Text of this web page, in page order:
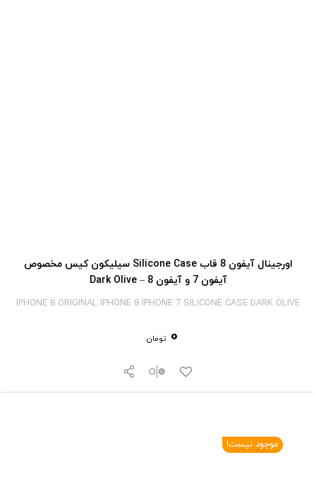
اورجینال آیفون 8 قاب Silicone Case سیلیکون کیس مخصوص
آیفون 7 و آیفون 8 – Dark Olive
IPHONE 8 ORIGINAL IPHONE 8 IPHONE 7 SILICONE CASE DARK OLIVE
0 تومان
موجود نیست!